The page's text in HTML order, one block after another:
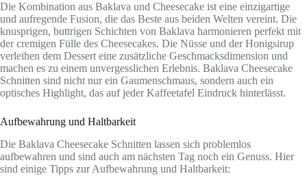
Die Kombination aus Baklava und Cheesecake ist eine einzigartige
und aufregende Fusion, die das Beste aus beiden Welten vereint. Die
knusprigen, buttrigen Schichten von Baklava harmonieren perfekt mit
der cremigen Fülle des Cheesecakes. Die Nüsse und der Honigsirup
verleihen dem Dessert eine zusätzliche Geschmacksdimension und
machen es zu einem unvergesslichen Erlebnis. Baklava Cheesecake
Schnitten sind nicht nur ein Gaumenschmaus, sondern auch ein
optisches Highlight, das auf jeder Kaffeetafel Eindruck hinterlässt.
Aufbewahrung und Haltbarkeit
Die Baklava Cheesecake Schnitten lassen sich problemlos
aufbewahren und sind auch am nächsten Tag noch ein Genuss. Hier
sind einige Tipps zur Aufbewahrung und Haltbarkeit: